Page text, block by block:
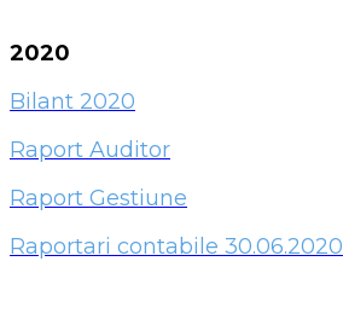
2020
Bilant 2020
Raport Auditor
Raport Gestiune
Raportari contabile 30.06.2020